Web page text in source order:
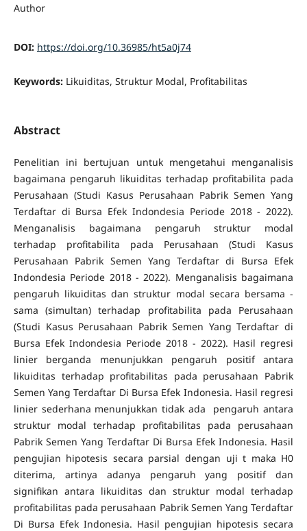
Author
DOI: https://doi.org/10.36985/ht5a0j74
Keywords: Likuiditas, Struktur Modal, Profitabilitas
Abstract
Penelitian ini bertujuan untuk mengetahui menganalisis
bagaimana pengaruh likuiditas terhadap profitabilita pada
Perusahaan (Studi Kasus Perusahaan Pabrik Semen Yang
Terdaftar di Bursa Efek Indondesia Periode 2018 - 2022).
Menganalisis bagaimana pengaruh struktur modal
terhadap profitabilita pada Perusahaan (Studi Kasus
Perusahaan Pabrik Semen Yang Terdaftar di Bursa Efek
Indondesia Periode 2018 - 2022). Menganalisis bagaimana
pengaruh likuiditas dan struktur modal secara bersama -
sama (simultan) terhadap profitabilita pada Perusahaan
(Studi Kasus Perusahaan Pabrik Semen Yang Terdaftar di
Bursa Efek Indondesia Periode 2018 - 2022). Hasil regresi
linier berganda menunjukkan pengaruh positif antara
likuiditas terhadap profitabilitas pada perusahaan Pabrik
Semen Yang Terdaftar Di Bursa Efek Indonesia. Hasil regresi
linier sederhana menunjukkan tidak ada pengaruh antara
struktur modal terhadap profitabilitas pada perusahaan
Pabrik Semen Yang Terdaftar Di Bursa Efek Indonesia. Hasil
pengujian hipotesis secara parsial dengan uji t maka H0
diterima, artinya adanya pengaruh yang positif dan
signifikan antara likuiditas dan struktur modal terhadap
profitabilitas pada perusahaan Pabrik Semen Yang Terdaftar
Di Bursa Efek Indonesia. Hasil pengujian hipotesis secara